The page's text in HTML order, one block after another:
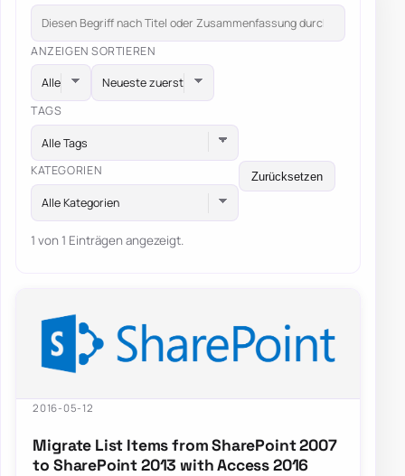
ANZEIGEN SORTIEREN
TAGS
Alle Tags
KATEGORIEN
Alle Kategorien
Zurücksetzen
1 von 1 Einträgen angezeigt.
2016-05-12
Migrate List Items from SharePoint 2007
to SharePoint 2013 with Access 2016